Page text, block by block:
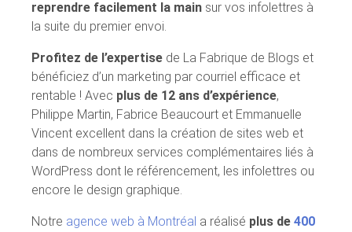
reprendre facilement la main sur vos infolettres à
la suite du premier envoi.
Profitez de l’expertise de La Fabrique de Blogs et
bénéficiez d’un marketing par courriel efficace et
rentable ! Avec plus de 12 ans d’expérience,
Philippe Martin, Fabrice Beaucourt et Emmanuelle
Vincent excellent dans la création de sites web et
dans de nombreux services complémentaires liés à
WordPress dont le référencement, les infolettres ou
encore le design graphique.
Notre agence web à Montréal a réalisé plus de 400